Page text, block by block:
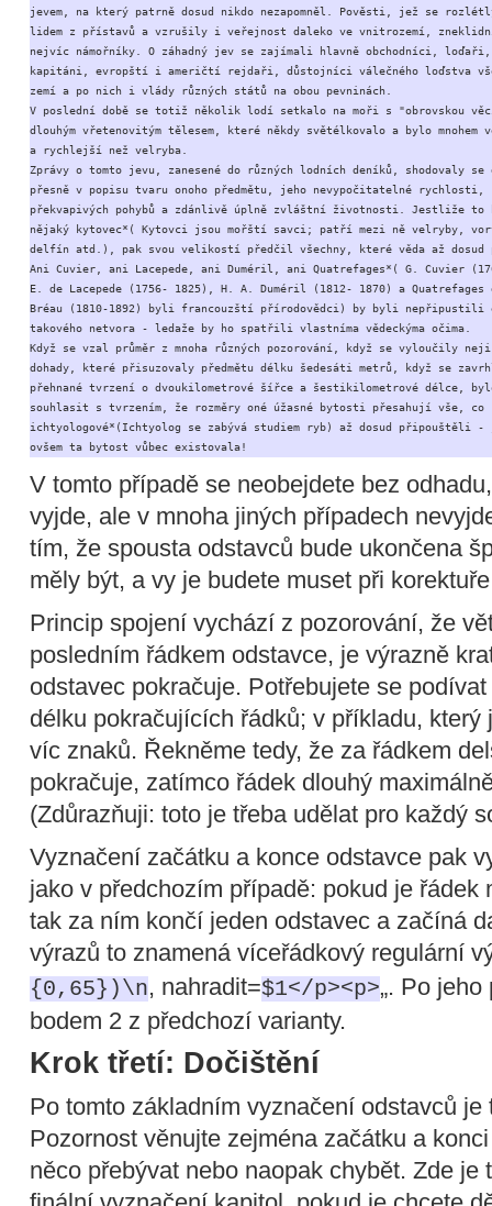
jevem, na který patrně dosud nikdo nezapomněl. Pověsti, jež se
lidem z přístavů a vzrušily i veřejnost daleko ve vnitrozemí,
nejvíc námořníky. O záhadný jev se zajímali hlavně obchodníci,
kapitáni, evropští i američtí rejdaři, důstojníci válečného loďstva
zemí a po nich i vlády různých států na obou pevninách.
V poslední době se totiž několik lodí setkalo na moři s "obrovskou
dlouhým vřetenovitým tělesem, které někdy světélkovalo a bylo
a rychlejší než velryba.
Zprávy o tomto jevu, zanesené do různých lodních deníků, shodovaly
přesně v popisu tvaru onoho předmětu, jeho nevypočitatelné rychlosti,
překvapivých pohybů a zdánlivě úplně zvláštní životnosti. Jestliže
nějaký kytovec*( Kytovci jsou mořští savci; patří mezi ně velryby,
delfín atd.), pak svou velikostí předčil všechny, které věda až dosud
Ani Cuvier, ani Lacepede, ani Duméril, ani Quatrefages*( G. Cuvier
E. de Lacepede (1756- 1825), H. A. Duméril (1812- 1870) a
Bréau (1810-1892) byli francouzští přírodovědci) by byli
takového netvora - ledaže by ho spatřili vlastníma vědeckýma očima.
Když se vzal průměr z mnoha různých pozorování, když se vyloučily
dohady, které přisuzovaly předmětu délku šedesáti metrů, když se
přehnané tvrzení o dvoukilometrové šířce a šestikilometrové délce,
souhlasit s tvrzením, že rozměry oné úžasné bytosti přesahují vše, co
ichtyologové*(Ichtyolog se zabývá studiem ryb) až dosud
ovšem ta bytost vůbec existovala!
V tomto případě se neobejdete bez
vyjde, ale v mnoha jiných případech
tím, že spousta odstavců bude ukončena
měly být, a vy je budete muset při
Princip spojení vychází z pozorování, že
posledním řádkem odstavce, je výrazně
odstavec pokračuje. Potřebujete se
délku pokračujících řádků; v příkladu, který
víc znaků. Řekněme tedy, že za řádkem
pokračuje, zatímco řádek dlouhý
(Zdůrazňuji: toto je třeba udělat pro každý
Vyznačení začátku a konce odstavce pak
jako v předchozím případě: pokud je řádek
tak za ním končí jeden odstavec a začíná
výrazů to znamená víceřádkový regulární
{0,65})\n, nahradit=$1</p><p>„. Po
bodem 2 z předchozí varianty.
Krok třetí: Dočištění
Po tomto základním vyznačení odstavců je
Pozornost věnujte zejména začátku a
něco přebývat nebo naopak chybět. Zde je